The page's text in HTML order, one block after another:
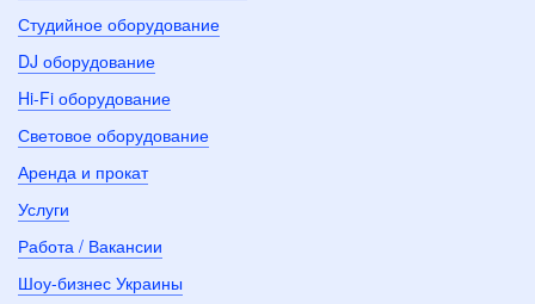
Студийное оборудование
DJ оборудование
Hi-Fi оборудование
Световое оборудование
Аренда и прокат
Услуги
Работа / Вакансии
Шоу-бизнес Украины